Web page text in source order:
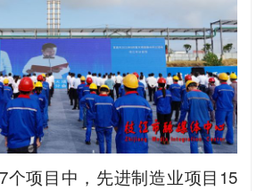
个项目中，先进制造业项目15